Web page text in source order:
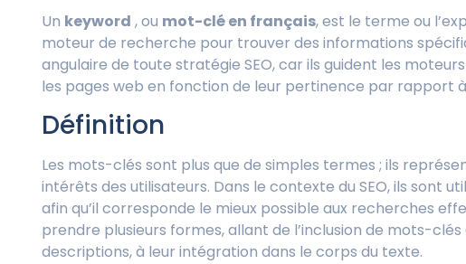
Un keyword , ou mot-clé en français, est le terme ou
moteur de recherche pour trouver des informations
angulaire de toute stratégie SEO, car ils guident les
les pages web en fonction de leur pertinence par rapport
Définition
Les mots-clés sont plus que de simples termes ; ils
intérêts des utilisateurs. Dans le contexte du SEO, ils sont
afin qu’il corresponde le mieux possible aux recherches
prendre plusieurs formes, allant de l’inclusion de mots-
descriptions, à leur intégration dans le corps du texte.